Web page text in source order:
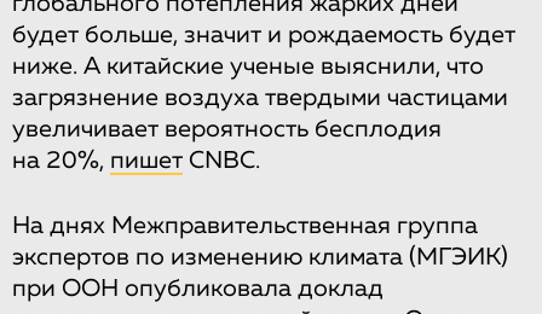
будет больше, значит и рождаемость будет
ниже. А китайские ученые выяснили, что
загрязнение воздуха твердыми частицами
увеличивает вероятность бесплодия
на 20%, пишет CNBC.
На днях Межправительственная группа
экспертов по изменению климата (МГЭИК)
при ООН опубликовала доклад